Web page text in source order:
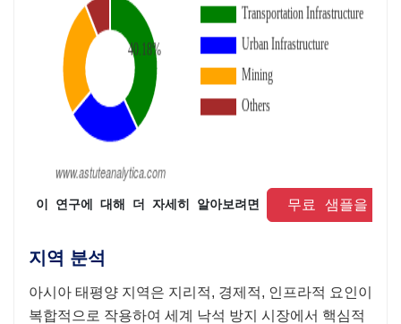
이 연구에 대해 더 자세히 알아보려면 무료 샘플을 요
지역 분석
아시아 태평양 지역은 지리적, 경제적, 인프라적 요인이
복합적으로 작용하여 세계 낙석 방지 시장에서 핵심적